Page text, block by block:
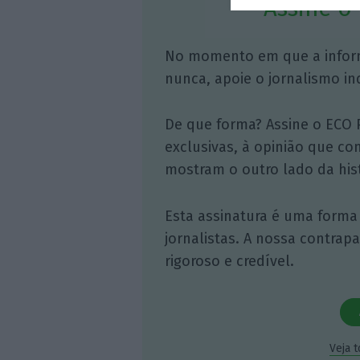
Assine o
No momento em que a
nunca, apoie o jornalismo
De que forma? Assine o
exclusivas, à opinião que
mostram o outro lado da
Esta assinatura é uma
jornalistas. A nossa
rigoroso e credível.
Veja